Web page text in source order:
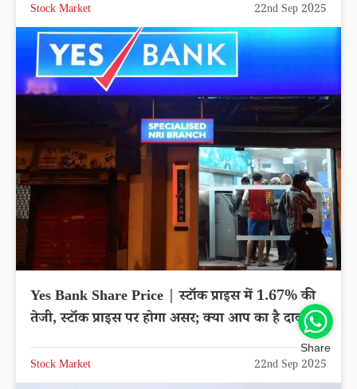
Stock Market 22nd Sep 2025
Yes Bank Share Price | स्टॉक प्राइस में 1.67% की
तेजी, स्टॉक प्राइस पर होगा असर; क्या आप का है दाव?
Stock Market 22nd Sep 2025
Share